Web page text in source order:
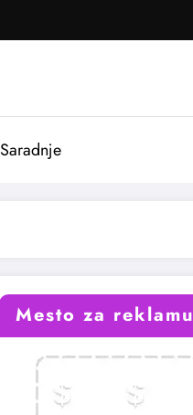
Saradnje
Mesto za reklamu